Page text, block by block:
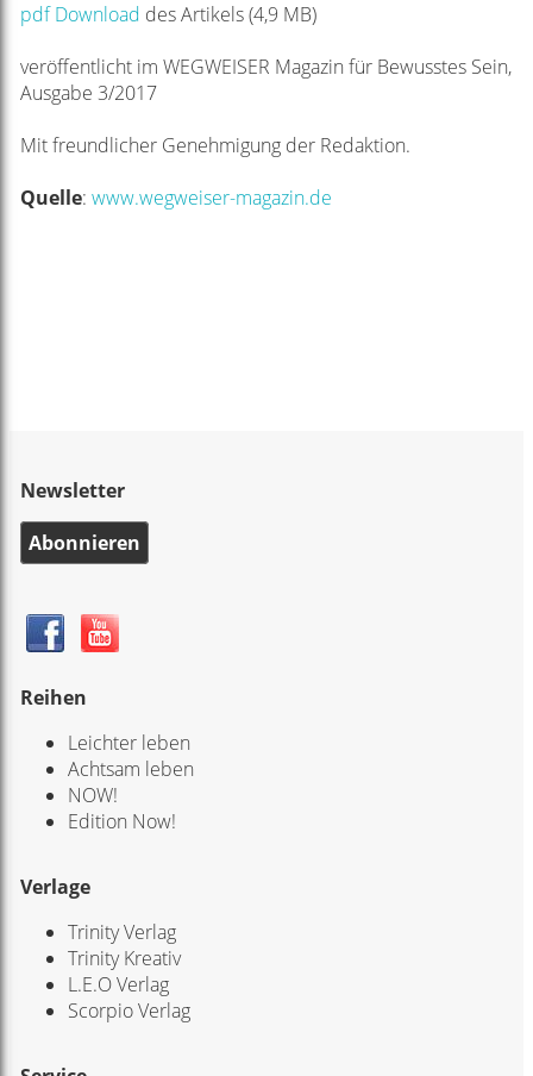
pdf Download des Artikels (4,9 MB)
veröffentlicht im WEGWEISER Magazin für Bewusstes Sein,
Ausgabe 3/2017
Mit freundlicher Genehmigung der Redaktion.
Quelle: www.wegweiser-magazin.de
Newsletter
Abonnieren
Reihen
Leichter leben
Achtsam leben
NOW!
Edition Now!
Verlage
Trinity Verlag
Trinity Kreativ
L.E.O Verlag
Scorpio Verlag